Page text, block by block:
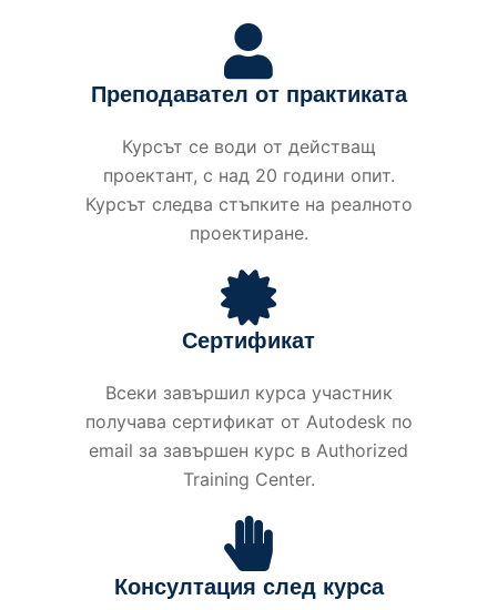
Преподавател от практиката
Курсът се води от действащ
проектант, с над 20 години опит.
Курсът следва стъпките на реалното
проектиране.
Сертификат
Всеки завършил курса участник
получава сертификат от Autodesk по
email за завършен курс в Authorized
Training Center.
Консултация след курса